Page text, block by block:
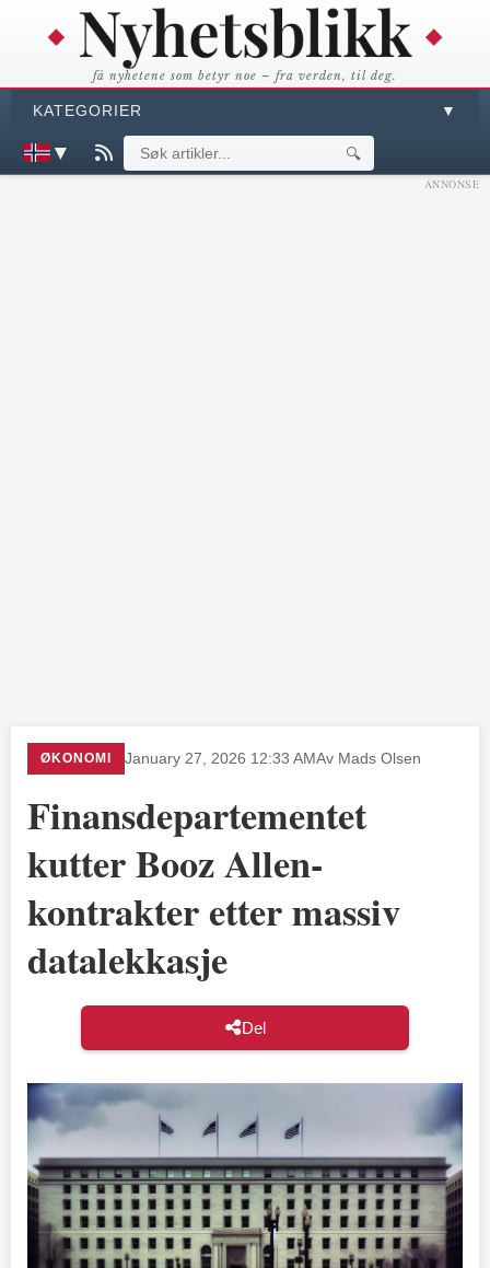
få nyhetene som betyr noe – fra verden, til deg.
KATEGORIER ▼
▼ 🔍
ANNONSE
ØKONOMI January 27, 2026 12:33 AMAv Mads Olsen
Finansdepartementet
kutter Booz Allen-
kontrakter etter massiv
datalekkasje
Del